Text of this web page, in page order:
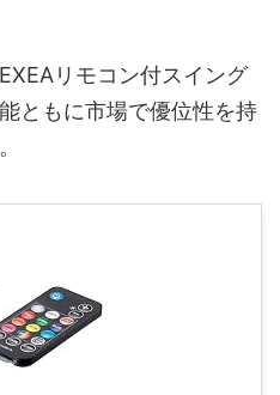
リモコン付スイング
ともに市場で優位性を持